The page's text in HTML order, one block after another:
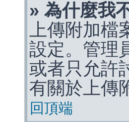
» 為什麼我
上傳附加檔
設定。管理
或者只允許
有關於上傳
回頂端